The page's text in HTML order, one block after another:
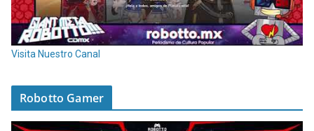
Visita Nuestro Canal
Robotto Gamer